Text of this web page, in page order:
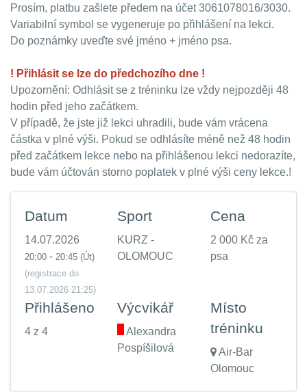
Prosím, platbu zašlete předem na účet 3061078016/3030.
Variabilní symbol se vygeneruje po přihlášení na lekci.
Do poznámky uveďte své jméno + jméno psa.
! Přihlásit se lze do předchozího dne !
Upozornění: Odhlásit se z tréninku lze vždy nejpozději 48
hodin před jeho začátkem.
V případě, že jste již lekci uhradili, bude vám vrácena
částka v plné výši. Pokud se odhlásíte méně než 48 hodin
před začátkem lekce nebo na přihlášenou lekci nedorazíte,
bude vám účtován storno poplatek v plné výši ceny lekce.!
Datum
14.07.2026
20:00 - 20:45 (Út)
(registrace do
13.07.2026 21:25)
Sport
KURZ -
OLOMOUC
Cena
2 000 Kč za
psa
Přihlášeno
4 z 4
Výcvikář
Alexandra
Pospíšilová
Místo
tréninku
Air-Bar
Olomouc